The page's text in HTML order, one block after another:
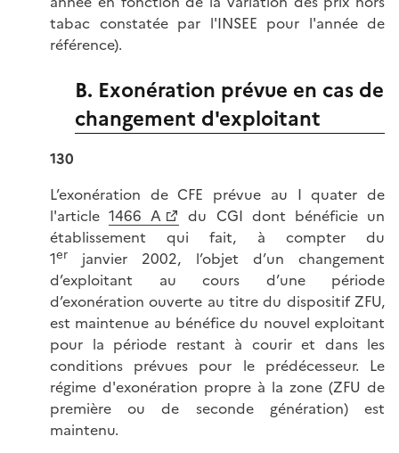
tabac constatée par l'INSEE pour l'année de
référence).
B. Exonération prévue en cas de
changement d'exploitant
130
L’exonération de CFE prévue au I quater de
l'article1466 A
du CGI dont bénéficie un
établissement qui fait, à compter du
1er janvier 2002, l’objet d’un changement
d’exploitant au cours d’une période
d’exonération ouverte au titre du dispositif ZFU,
est maintenue au bénéfice du nouvel exploitant
pour la période restant à courir et dans les
conditions prévues pour le prédécesseur. Le
régime d'exonération propre à la zone (ZFU de
première ou de seconde génération) est
maintenu.